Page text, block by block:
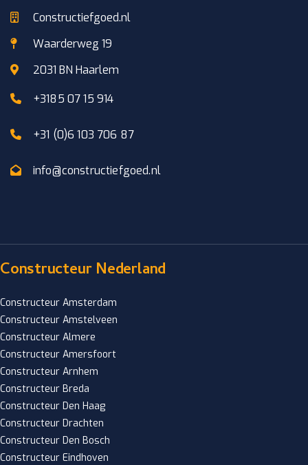
Constructiefgoed.nl
Waarderweg 19
2031 BN Haarlem
+3185 07 15 914
+31 (0)6 103 706 87
info@constructiefgoed.nl
Constructeur Nederland
Constructeur Amsterdam
Constructeur Amstelveen
Constructeur Almere
Constructeur Amersfoort
Constructeur Arnhem
Constructeur Breda
Constructeur Den Haag
Constructeur Drachten
Constructeur Den Bosch
Constructeur Eindhoven